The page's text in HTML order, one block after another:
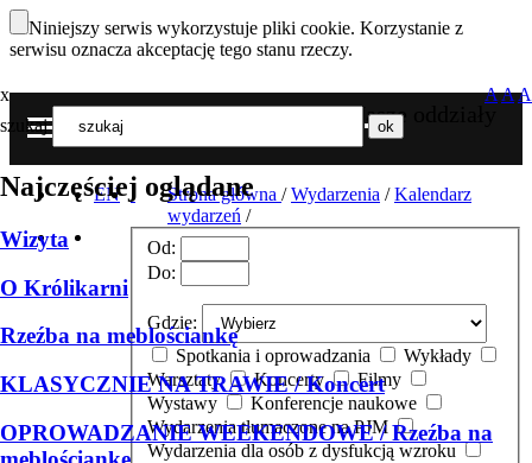
Niniejszy serwis wykorzystuje pliki cookie. Korzystanie z
serwisu oznacza akceptację tego stanu rzeczy.
Nasze oddziały
MENU
x
szukaj
Najczęściej oglądane
Wizyta
O Królikarni
Rzeźba na meblościankę
KLASYCZNIE NA TRAWIE / Koncert
OPROWADZANIE WEEKENDOWE / Rzeźba na
AAA
EN Strona główna / Wydarzenia /Kalendarz
wydarzeń /
Od:
Do:
Gdzie:
Spotkania i oprowadzania
Wykłady
Warsztaty
Koncerty
Filmy
Wystawy
Konferencje naukowe
Wydarzenia tłumaczone na PJM
Wydarzenia dla osób z dysfukcją wzroku